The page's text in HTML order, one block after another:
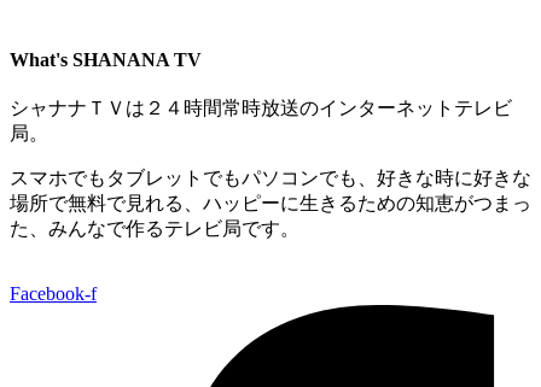
What's SHANANA TV
シャナナＴＶは２４時間常時放送のインターネットテレビ
局。
スマホでもタブレットでもパソコンでも、好きな時に好きな
場所で無料で見れる、 ハッピーに生きるための知恵がつまっ
た、みんなで作るテレビ局です。
Facebook-f